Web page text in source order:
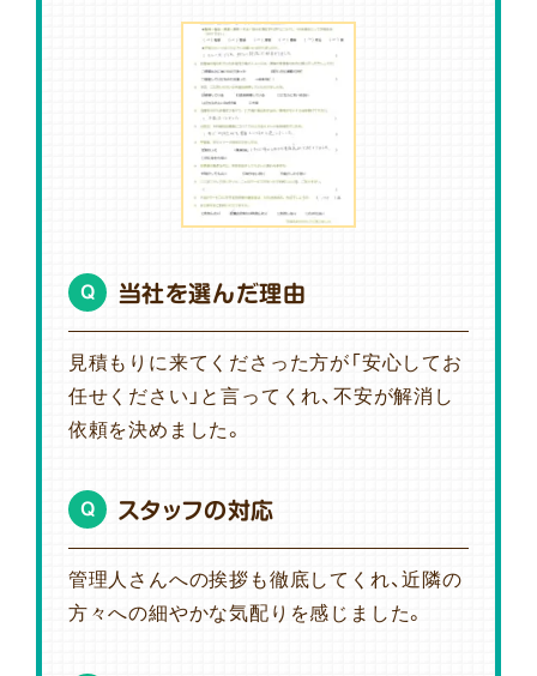
Q 当社を選んだ理由
見積もりに来てくださった方が「安心してお
任せください」と言ってくれ、不安が解消し
依頼を決めました。
Q スタッフの対応
管理人さんへの挨拶も徹底してくれ、近隣の
方々への細やかな気配りを感じました。